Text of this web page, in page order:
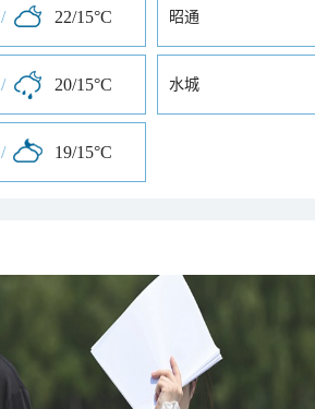
/ 22/15°C 昭通
/ 20/15°C 水城
/ 19/15°C